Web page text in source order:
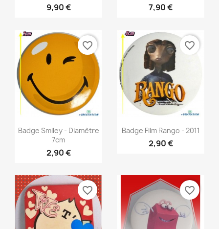
9,90 € 7,90 €
Aperçu rapide
Badge Smiley - Diamètre
7cm
2,90 €
favorite_border
Aperçu rapide
Badge Film Rango - 2011
2,90 €
favorite_border
favorite_border favorite_border